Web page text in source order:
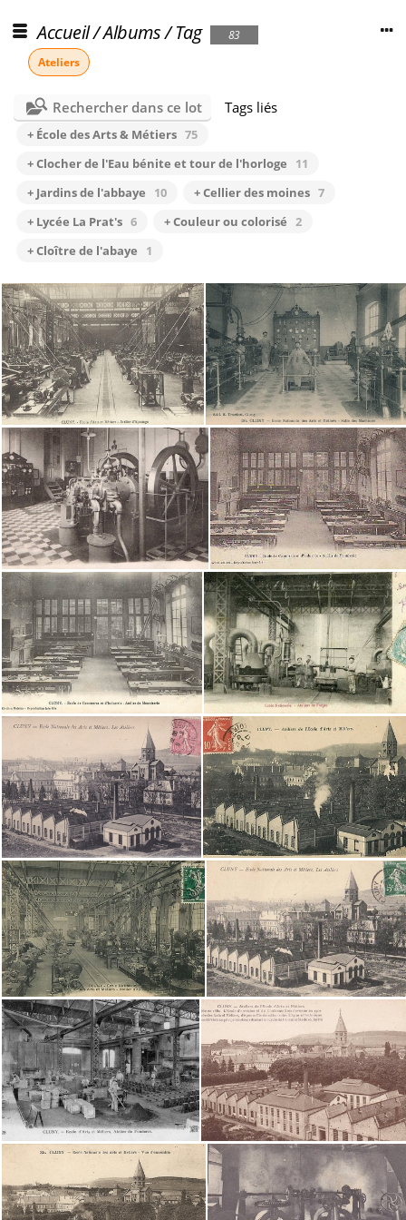
Accueil/Albums/Tag
83
Ateliers
Rechercher dans ce lot Tags liés
+ École des Arts & Métiers 75
+ Clocher de l'Eau bénite et tour de l'horloge
11
+ Jardins de l'abbaye
10 + Cellier des moines 7
+ Lycée La Prat's 6 + Couleur ou colorisé 2
+ Cloître de l'abaye
1